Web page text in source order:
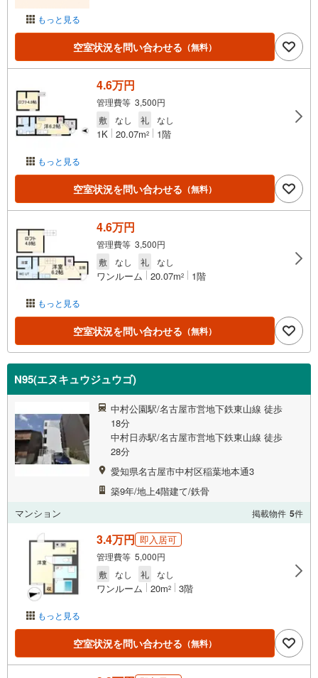
もっと見る
空室状況を問い合わせる （無料）
もっと見る
4.6万円
管理費等 3,500円
敷
なし 礼 なし
1K 20.07m2 1階
空室状況を問い合わせる （無料）
もっと見る
4.6万円
管理費等 3,500円
敷
なし 礼 なし
ワンルーム 20.07m2 1階
空室状況を問い合わせる （無料）
N95(エヌキュウジュウゴ)
中村公園駅/名古屋市営地下鉄東山線 徒歩
18分
中村日赤駅/名古屋市営地下鉄東山線 徒歩
28分
愛知県名古屋市中村区稲葉地本通3
築9年/地上4階建て/鉄骨
マンション
掲載物件 5件
もっと見る
3.4万円 即入居可
管理費等 5,000円
敷
なし 礼 なし
ワンルーム 20m2 3階
空室状況を問い合わせる （無料）